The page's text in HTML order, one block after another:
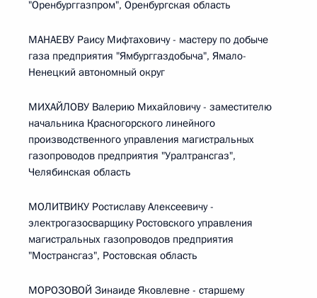
"Оренбурггазпром", Оренбургская область
МАНАЕВУ Раису Мифтаховичу - мастеру по добыче
газа предприятия "Ямбурггаздобыча", Ямало-
Ненецкий автономный округ
МИХАЙЛОВУ Валерию Михайловичу - заместителю
начальника Красногорского линейного
производственного управления магистральных
газопроводов предприятия "Уралтрансгаз",
Челябинская область
МОЛИТВИКУ Ростиславу Алексеевичу -
электрогазосварщику Ростовского управления
магистральных газопроводов предприятия
"Мострансгаз", Ростовская область
МОРОЗОВОЙ Зинаиде Яковлевне - старшему